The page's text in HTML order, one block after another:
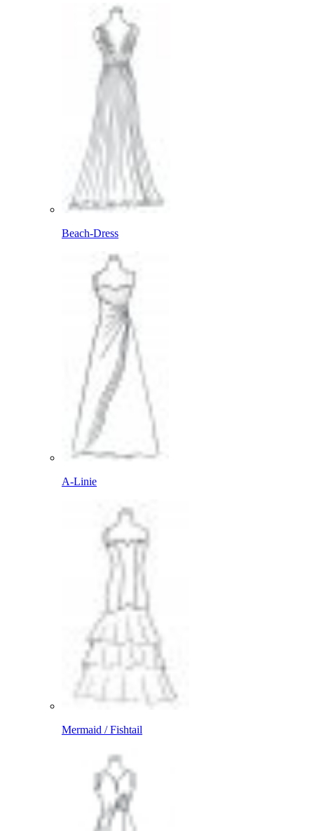
Beach-Dress
A-Linie
Mermaid / Fishtail